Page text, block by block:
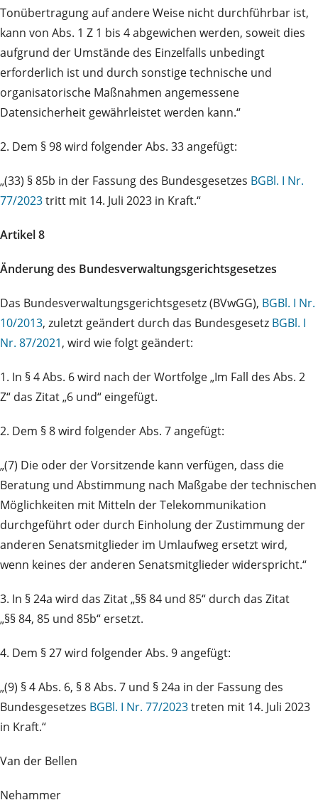
Tonübertragung auf andere Weise nicht durchführbar ist,
kann von Abs. 1 Z 1 bis 4 abgewichen werden, soweit dies
aufgrund der Umstände des Einzelfalls unbedingt
erforderlich ist und durch sonstige technische und
organisatorische Maßnahmen angemessene
Datensicherheit gewährleistet werden kann.“
2. Dem § 98 wird folgender Abs. 33 angefügt:
„(33) § 85b in der Fassung des Bundesgesetzes BGBl. I Nr.
77/2023tritt mit 14. Juli 2023 in Kraft.“
Artikel 8
Änderung des Bundesverwaltungsgerichtsgesetzes
Das Bundesverwaltungsgerichtsgesetz (BVwGG), BGBl. I Nr.
10/2013, zuletzt geändert durch das Bundesgesetz BGBl. I
Nr. 87/2021, wird wie folgt geändert:
1. In § 4 Abs. 6 wird nach der Wortfolge „Im Fall des Abs. 2
Z“ das Zitat „6 und“ eingefügt.
2. Dem § 8 wird folgender Abs. 7 angefügt:
„(7) Die oder der Vorsitzende kann verfügen, dass die
Beratung und Abstimmung nach Maßgabe der technischen
Möglichkeiten mit Mitteln der Telekommunikation
durchgeführt oder durch Einholung der Zustimmung der
anderen Senatsmitglieder im Umlaufweg ersetzt wird,
wenn keines der anderen Senatsmitglieder widerspricht.“
3. In § 24a wird das Zitat „§§ 84 und 85“ durch das Zitat
„§§ 84, 85 und 85b“ ersetzt.
4. Dem § 27 wird folgender Abs. 9 angefügt:
„(9) § 4 Abs. 6, § 8 Abs. 7 und § 24a in der Fassung des
Bundesgesetzes BGBl. I Nr. 77/2023treten mit 14. Juli 2023
in Kraft.“
Van der Bellen
Nehammer